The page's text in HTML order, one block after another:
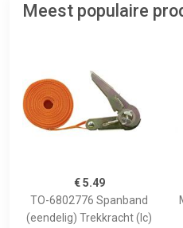
Meest populaire
€ 5.49
TO-6802776 Spanband
(eendelig) Trekkracht (lc)